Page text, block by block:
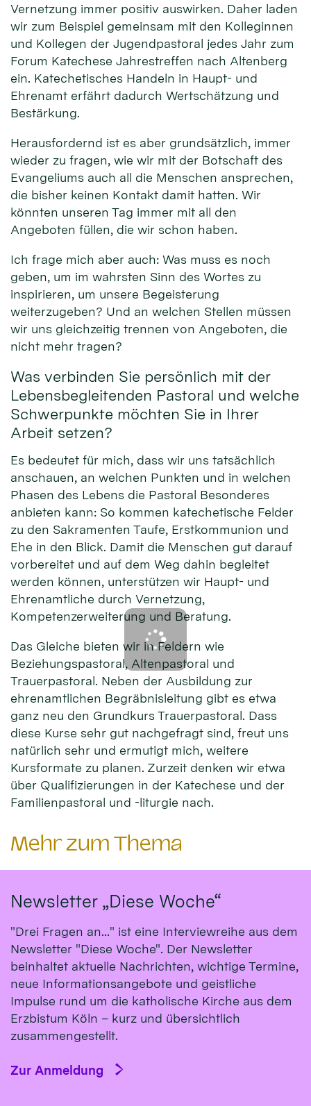
Vernetzung immer positiv auswirken. Daher laden
wir zum Beispiel gemeinsam mit den Kolleginnen
und Kollegen der Jugendpastoral jedes Jahr zum
Forum Katechese Jahrestreffen nach Altenberg
ein. Katechetisches Handeln in Haupt- und
Ehrenamt erfährt dadurch Wertschätzung und
Bestärkung.
Herausfordernd ist es aber grundsätzlich, immer
wieder zu fragen, wie wir mit der Botschaft des
Evangeliums auch all die Menschen ansprechen,
die bisher keinen Kontakt damit hatten. Wir
könnten unseren Tag immer mit all den
Angeboten füllen, die wir schon haben.
Ich frage mich aber auch: Was muss es noch
geben, um im wahrsten Sinn des Wortes zu
inspirieren, um unsere Begeisterung
weiterzugeben? Und an welchen Stellen müssen
wir uns gleichzeitig trennen von Angeboten, die
nicht mehr tragen?
Was verbinden Sie persönlich mit der
Lebensbegleitenden Pastoral und welche
Schwerpunkte möchten Sie in Ihrer
Arbeit setzen?
Es bedeutet für mich, dass wir uns tatsächlich
anschauen, an welchen Punkten und in welchen
Phasen des Lebens die Pastoral Besonderes
anbieten kann: So kommen katechetische Felder
zu den Sakramenten Taufe, Erstkommunion und
Ehe in den Blick. Damit die Menschen gut darauf
vorbereitet und auf dem Weg dahin begleitet
werden können, unterstützen wir Haupt- und
Ehrenamtliche durch Vernetzung,
Kompetenzerweiterung und Beratung.
Das Gleiche bieten wir in Feldern wie
Beziehungspastoral, Altenpastoral und
Trauerpastoral. Neben der Ausbildung zur
ehrenamtlichen Begräbnisleitung gibt es etwa
ganz neu den Grundkurs Trauerpastoral. Dass
diese Kurse sehr gut nachgefragt sind, freut uns
natürlich sehr und ermutigt mich, weitere
Kursformate zu planen. Zurzeit denken wir etwa
über Qualifizierungen in der Katechese und der
Familienpastoral und -liturgie nach.
Mehr zum Thema
Newsletter „Diese Woche“
"Drei Fragen an..." ist eine Interviewreihe aus dem
Newsletter "Diese Woche". Der Newsletter
beinhaltet aktuelle Nachrichten, wichtige Termine,
neue Informationsangebote und geistliche
Impulse rund um die katholische Kirche aus dem
Erzbistum Köln – kurz und übersichtlich
zusammengestellt.
Zur Anmeldung